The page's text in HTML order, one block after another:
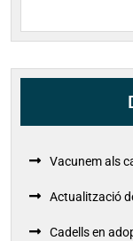
Cerca
Vacunem als
Actualització
Cadells en